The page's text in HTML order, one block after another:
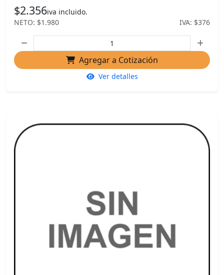
$2.356iva incluido.
NETO: $1.980
IVA: $376
Agregar a Cotización
Ver detalles